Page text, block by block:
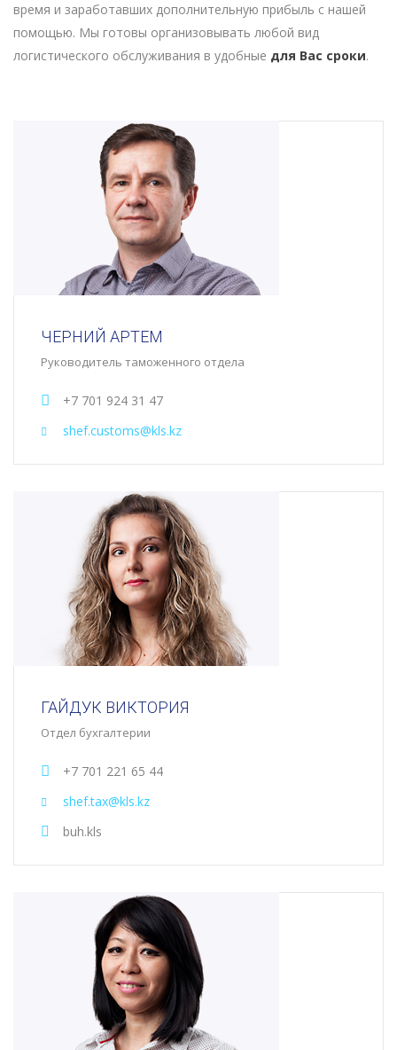
время и заработавших дополнительную прибыль с нашей
помощью. Мы готовы организовывать любой вид
логистического обслуживания в удобные для Вас сроки.
ЧЕРНИЙ АРТЕМ
Руководитель таможенного отдела
+7 701 924 31 47
shef.customs@kls.kz
ГАЙДУК ВИКТОРИЯ
Отдел бухгалтерии
+7 701 221 65 44
shef.tax@kls.kz
buh.kls